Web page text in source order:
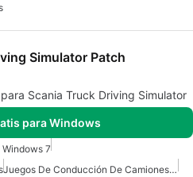
Simulator Patch
Scania Truck Driving Simulator
para Windows
7
Juegos De Conducción De Camiones Para Windows 7